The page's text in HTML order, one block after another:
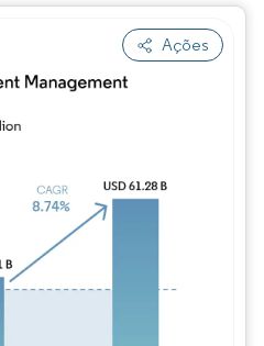
Ações
Imagem © Mordor Intelligence. O reuso